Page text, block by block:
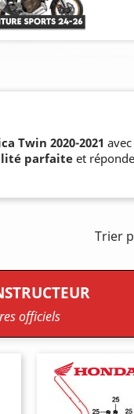
Twin 2020-2021
parfaiteet
Trier
officiels